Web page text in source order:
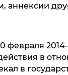
февраля
в
в